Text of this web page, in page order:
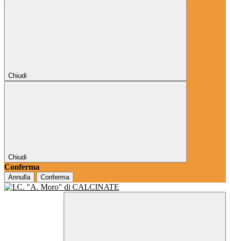
Chiudi
Chiudi
Conferma
Annulla Conferma